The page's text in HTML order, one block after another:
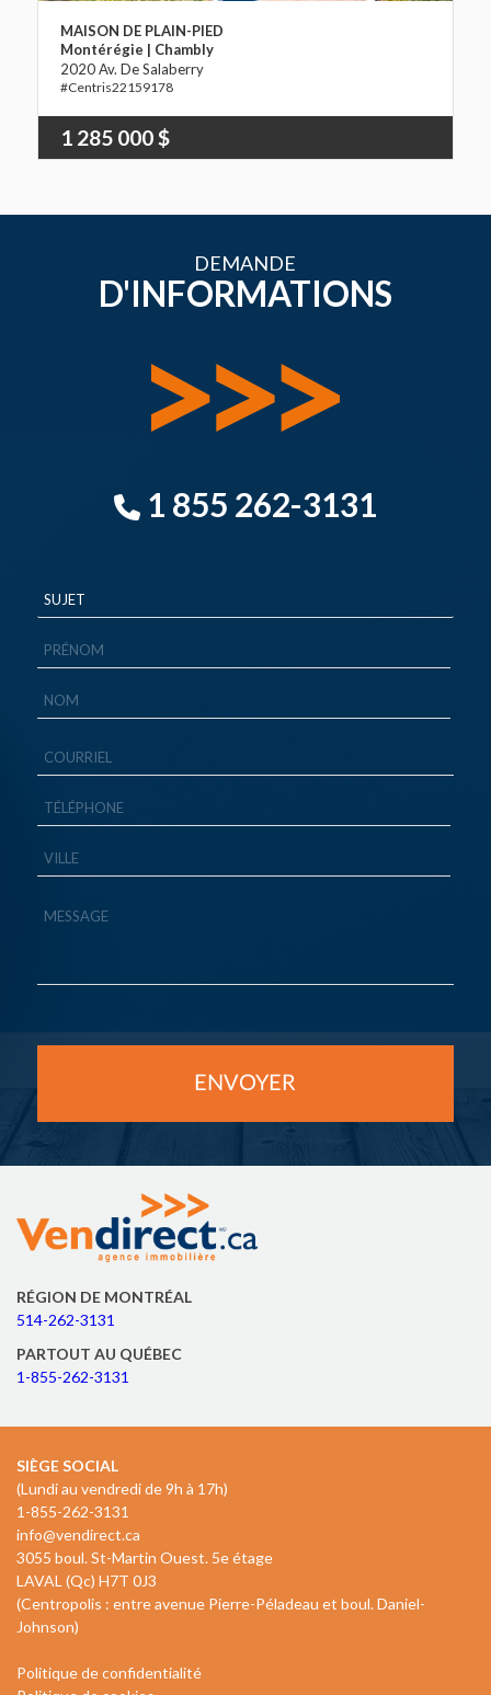
MAISON DE PLAIN-PIED
Montérégie | Chambly
2020 Av. De Salaberry
22159178
1 285 000 $
DEMANDE
D'INFORMATIONS
1 855 262-3131
RÉGION DE MONTRÉAL
514-262-3131
PARTOUT AU QUÉBEC
1-855-262-3131
SIÈGE SOCIAL
(Lundi au vendredi de 9h à 17h)
1-855-262-3131
info@vendirect.ca
3055 boul. St-Martin Ouest. 5e étage
LAVAL (Qc) H7T 0J3
(Centropolis : entre avenue Pierre-Péladeau et boul. Daniel-
Johnson)
Politique de confidentialité